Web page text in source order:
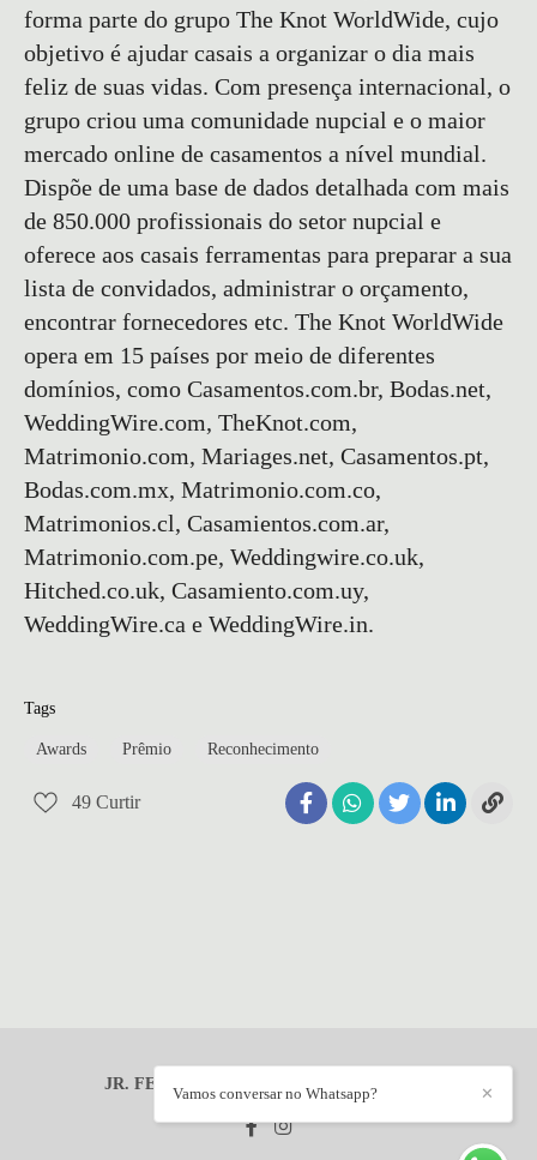
forma parte do grupo The Knot WorldWide, cujo
objetivo é ajudar casais a organizar o dia mais
feliz de suas vidas. Com presença internacional, o
grupo criou uma comunidade nupcial e o maior
mercado online de casamentos a nível mundial.
Dispõe de uma base de dados detalhada com mais
de 850.000 profissionais do setor nupcial e
oferece aos casais ferramentas para preparar a sua
lista de convidados, administrar o orçamento,
encontrar fornecedores etc. The Knot WorldWide
opera em 15 países por meio de diferentes
domínios, como Casamentos.com.br, Bodas.net,
WeddingWire.com, TheKnot.com,
Matrimonio.com, Mariages.net, Casamentos.pt,
Bodas.com.mx, Matrimonio.com.co,
Matrimonios.cl, Casamientos.com.ar,
Matrimonio.com.pe, Weddingwire.co.uk,
Hitched.co.uk, Casamiento.com.uy,
WeddingWire.ca e WeddingWire.in.
Tags
Awards Prêmio Reconhecimento
49 Curtir
JR. FERRAZ - FOTOGRAFIAS CONTATO
✕
Vamos conversar no Whatsapp?